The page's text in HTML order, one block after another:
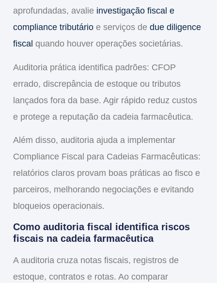
aprofundadas, avalie investigação fiscal e
compliance tributárioe serviços de due diligence
fiscal quando houver operações societárias.
Auditoria prática identifica padrões: CFOP
errado, discrepância de estoque ou tributos
lançados fora da base. Agir rápido reduz custos
e protege a reputaçãoda cadeia farmacêutica.
Além disso, auditoria ajuda a implementar
Compliance Fiscal para Cadeias Farmacêuticas:
relatórios claros provam boas práticas ao fisco e
parceiros, melhorando negociações e evitando
bloqueios operacionais.
Como auditoria fiscal identifica riscos
fiscais na cadeia farmacêutica
A auditoria cruza notas fiscais, registros de
estoque, contratos e rotas. Ao comparar